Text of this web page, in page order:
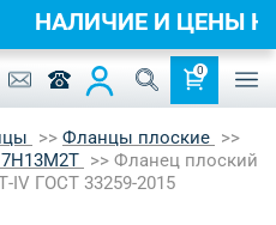
0
Фланцы плоские
Фланец плоский
IV ГОСТ 33259-2015
НАЛИЧИЕ И